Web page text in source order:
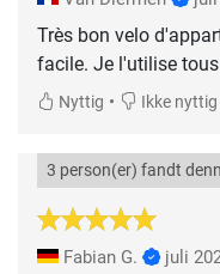
Très bon velo
facile. Je l'utilise
Nyttig • Ikke nyttig
3 person(er) fandt
Fabian G. juli